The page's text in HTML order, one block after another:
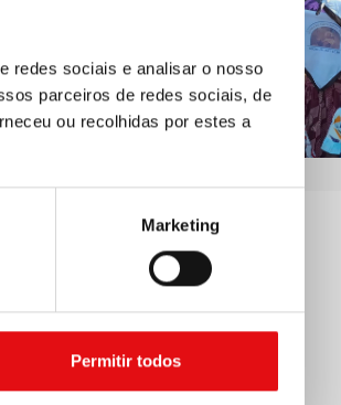
redes sociais e analisar o nosso
parceiros de redes sociais, de
ou recolhidas por estes a
Marketing
Permitir todos